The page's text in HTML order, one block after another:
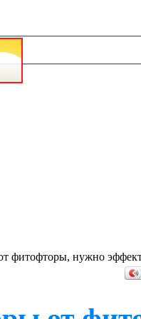
фитофторы, нужно